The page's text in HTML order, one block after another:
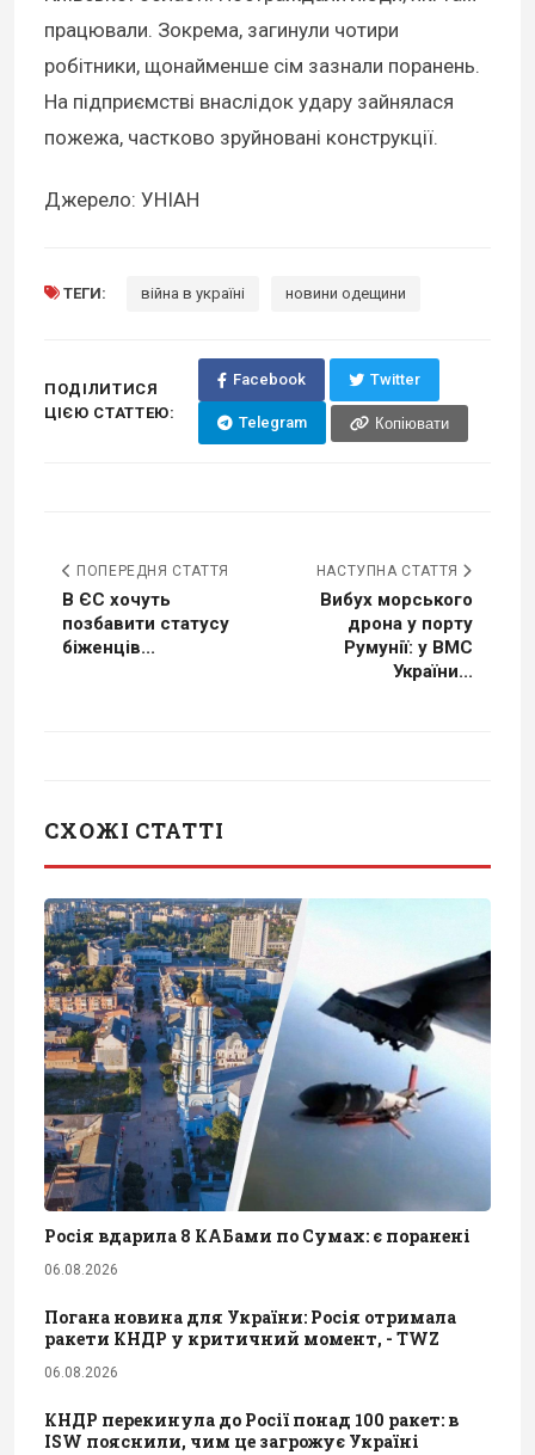
працювали. Зокрема, загинули чотири
робітники, щонайменше сім зазнали поранень.
На підприємстві внаслідок удару зайнялася
пожежа, частково зруйновані конструкції.
Джерело: УНІАН
ТЕГИ: війна в україні новини одещини
ПОДІЛИТИСЯ
ЦІЄЮ СТАТТЕЮ:
Facebook Twitter
Telegram Копіювати
ПОПЕРЕДНЯ СТАТТЯ
В ЄС хочуть
позбавити статусу
біженців...
НАСТУПНА СТАТТЯ
Вибух морського
дрона у порту
Румунії: у ВМС
України...
СХОЖІ СТАТТІ
Росія вдарила 8 КАБами по Сумах: є поранені
06.08.2026
Погана новина для України: Росія отримала
ракети КНДР у критичний момент, - TWZ
06.08.2026
КНДР перекинула до Росії понад 100 ракет: в
ISW пояснили, чим це загрожує Україні